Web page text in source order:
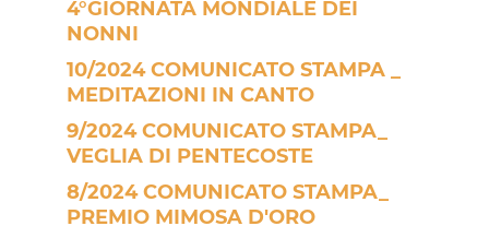
4°GIORNATA MONDIALE DEI
NONNI
10/2024 COMUNICATO STAMPA _
MEDITAZIONI IN CANTO
9/2024 COMUNICATO STAMPA_
VEGLIA DI PENTECOSTE
8/2024 COMUNICATO STAMPA_
PREMIO MIMOSA D'ORO